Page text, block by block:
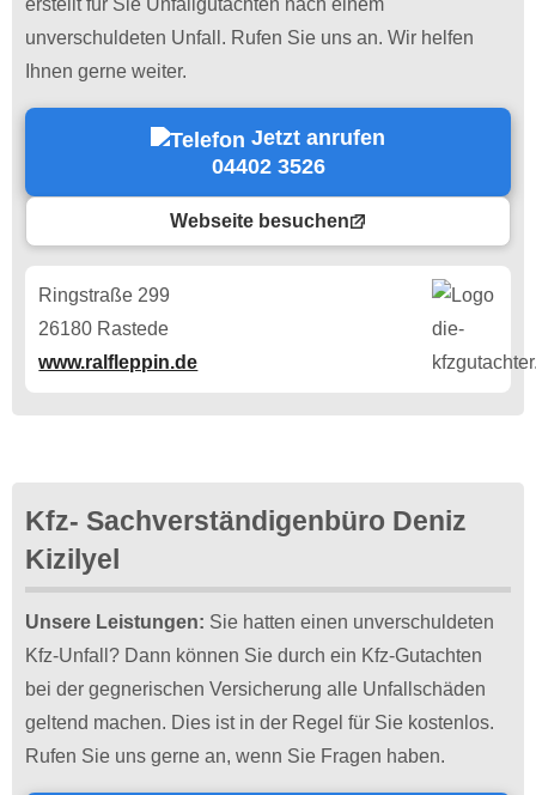
erstellt für Sie Un­fall­gut­achten nach einem
unverschuldeten Unfall. Rufen Sie uns an. Wir helfen
Ihnen gerne weiter.
Jetzt anrufen
04402 3526
Webseite besuchen
Ringstraße 299
26180 Rastede
www.ralfleppin.de
Kfz- Sachverständigenbüro Deniz
Kizilyel
Unsere Leistungen: Sie hatten einen unverschuldeten
Kfz-Unfall? Dann können Sie durch ein Kfz-Gutachten
bei der gegnerischen Versicherung alle Unfallschäden
geltend machen. Dies ist in der Regel für Sie kostenlos.
Rufen Sie uns gerne an, wenn Sie Fragen haben.